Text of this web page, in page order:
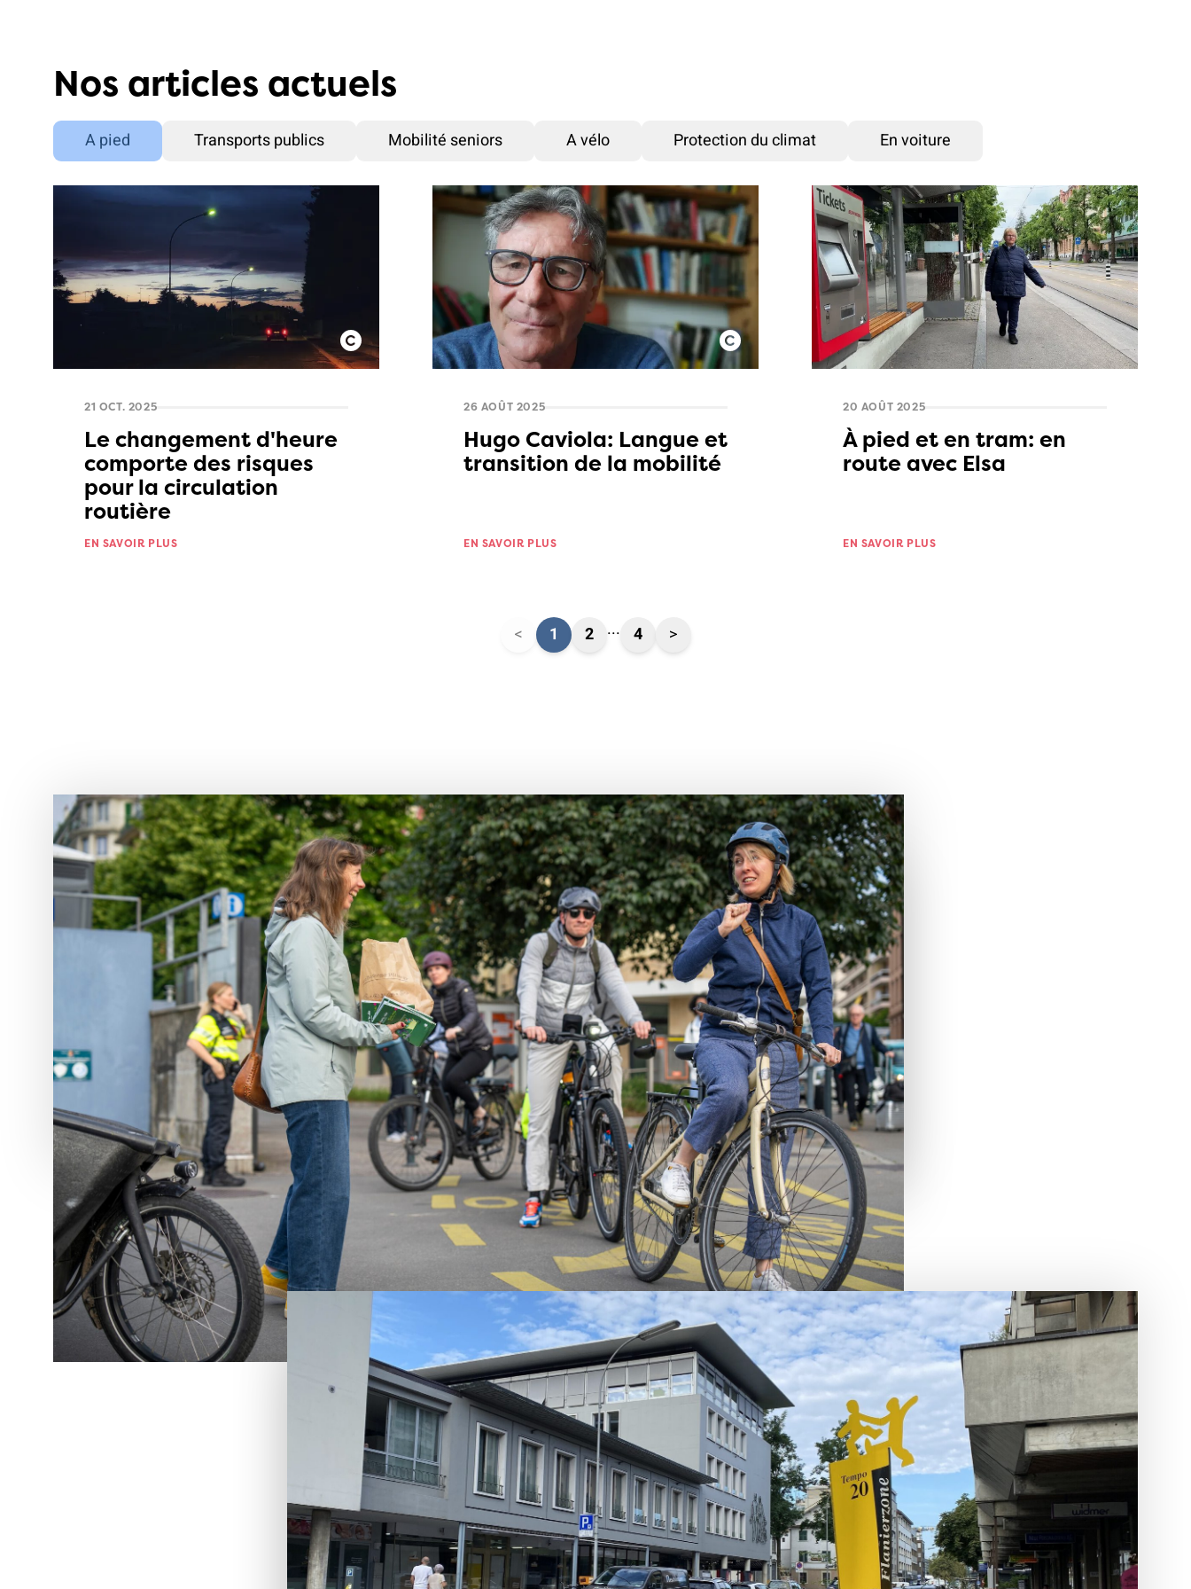
Nos articles actuels
A pied Transports publics Mobilité seniors A vélo Protection du climat En voiture
21 OCT. 2025
Le changement d'heure
comporte des risques
pour la circulation
routière
EN SAVOIR PLUS
26 AOÛT 2025
Hugo Caviola: Langue et
transition de la mobilité
EN SAVOIR PLUS
20 AOÛT 2025
À pied et en tram: en
route avec Elsa
EN SAVOIR PLUS
< 1 2 ... 4 >
Projet pilote en cours
: Cohabitation dans
l'espace public
La médiation au service de la cohabitation
harmonieuse des mobilités dans le Grand Genève.
Cohabitation
Les zones de
rencontre
Sûre, attractive et avec priorité aux piétons: la zone de
rencontre a été introduite dans la législation suisse
sur la circulation routière en 2002. Depuis, elle a fait